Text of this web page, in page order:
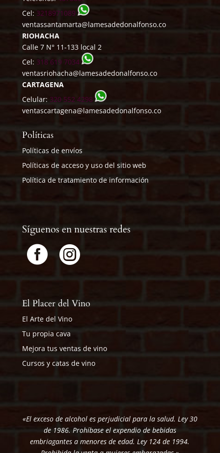
Cel: 3218971089
ventassantamarta@lamesadedonalfonso.co
RIOHACHA
Calle 7 N° 11-133 local 2
Cel: 318 619 7034
ventasriohacha@lamesadedonalfonso.co
CARTAGENA
Celular: 320 552 4298
ventascartagena@lamesadedonalfonso.co
Políticas
Políticas de envíos
Políticas de acceso y uso del sitio web
Política de tratamiento de información
Síguenos en nuestras redes
 
El Placer del Vino
El Arte del Vino
Tu propia cava
Mejora tus ventas de vino
Cursos y catas de vino
«El exceso de alcohol es perjudicial para la salud. Ley 30
de 1986. Prohíbase el expendio de bebidas
embriagantes a menores de edad. Ley 124 de 1994.